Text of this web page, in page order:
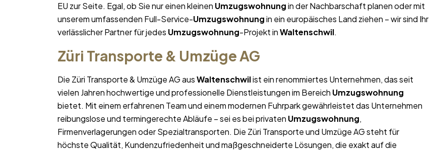
EU zur Seite. Egal, ob Sie nur einen kleinen Umzugswohnungin der Nachbarschaft planen oder mit
unserem umfassenden Full-Service-Umzugswohnungin ein europäisches Land ziehen – wir sind Ihr
verlässlicher Partner für jedes Umzugswohnung-Projekt inWaltenschwil.
Züri Transporte & Umzüge AG
Die Züri Transporte & Umzüge AG ausWaltenschwilist ein renommiertes Unternehmen, das seit
vielen Jahren hochwertige und professionelle Dienstleistungen im Bereich Umzugswohnung
bietet. Mit einem erfahrenen Team und einem modernen Fuhrpark gewährleistet das Unternehmen
reibungslose und termingerechte Abläufe – sei es bei privaten Umzugswohnung,
Firmenverlagerungen oder Spezialtransporten. Die Züri Transporte und Umzüge AG steht für
höchste Qualität, Kundenzufriedenheit und maßgeschneiderte Lösungen, die exakt auf die